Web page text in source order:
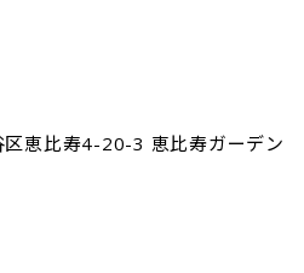
恵比寿4-20-3 恵比寿ガーデン